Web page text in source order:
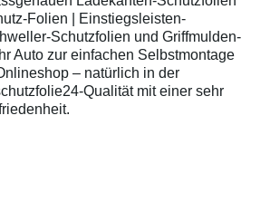
Folien | Einstiegsleisten-
Schutzfolien und Griffmulden-
Auto zur einfachen Selbstmontage
– natürlich in der
Qualität mit einer sehr